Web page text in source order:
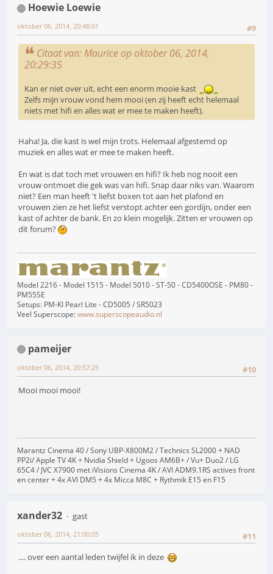
Hoewie Loewie
#9
oktober 06, 2014, 20:48:01
Citaat van: Maurice op oktober 06, 2014,
20:29:35
Kan er niet over uit, echt een enorm mooie kast
Zelfs mijn vrouw vond hem mooi (en zij heeft echt helemaal
niets met hifi en alles wat er mee te maken heeft).
Haha! Ja, die kast is wel mijn trots. Helemaal afgestemd op
muziek en alles wat er mee te maken heeft.
En wat is dat toch met vrouwen en hifi? Ik heb nog nooit een
vrouw ontmoet die gek was van hifi. Snap daar niks van. Waarom
niet? Een man heeft 't liefst boxen tot aan het plafond en
vrouwen zien ze het liefst verstopt achter een gordijn, onder een
kast of achter de bank. En zo klein mogelijk. Zitten er vrouwen op
dit forum?
Model 2216 - Model 1515 - Model 5010 - ST-50 - CD5400OSE - PM80 -
PM55SE
Setups: PM-KI Pearl Lite - CD5005 / SR5023
Veel Superscope:www.superscopeaudio.nl
pameijer
#10
oktober 06, 2014, 20:57:25
Mooi mooi mooi!
Marantz Cinema 40 / Sony UBP-X800M2 / Technics SL2000 + NAD
PP2i/ Apple TV 4K + Nvidia Shield + Ugoos AM6B+ / Vu+ Duo2 / LG
65C4 / JVC X7900 met iVisions Cinema 4K / AVI ADM9.1RS actives front
en center + 4x AVI DM5 + 4x Micca M8C + Rythmik E15 en F15
xander32
gast
#11
oktober 06, 2014, 21:00:05
.... over een aantal leden twijfel ik in deze